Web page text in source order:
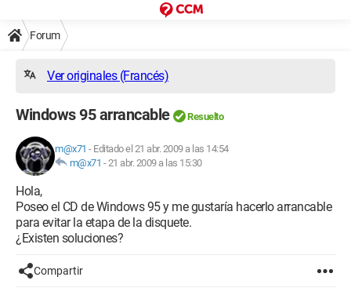
Forum
Ver originales (Francés)
Windows 95 arrancable Resuelto
m@x71 - Editado el 21 abr. 2009 a las 14:54
m@x71 -21 abr. 2009 a las 15:30
Hola,
Poseo el CD de Windows 95 y me gustaría hacerlo arrancable
para evitar la etapa de la disquete.
¿Existen soluciones?
Compartir